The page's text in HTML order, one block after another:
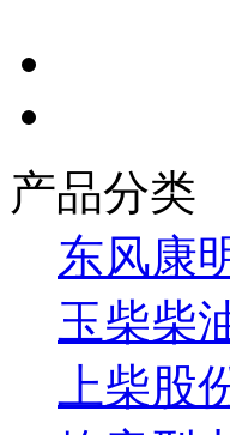
产品分类
东风康
玉柴柴
上柴股